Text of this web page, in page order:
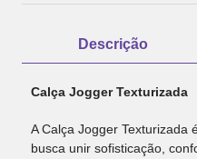
Descrição
Calça Jogger Texturizada
A Calça Jogger Texturizada
busca unir sofisticação,